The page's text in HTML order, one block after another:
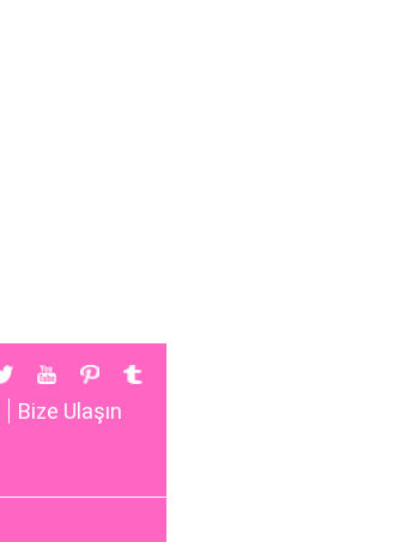
Bize Ulaşın